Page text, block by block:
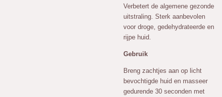
Verbetert de algemene gezonde
uitstraling. Sterk aanbevolen
voor droge, gedehydrateerde en
rijpe huid.
Gebruik
Breng zachtjes aan op licht
bevochtigde huid en masseer
gedurende 30 seconden met